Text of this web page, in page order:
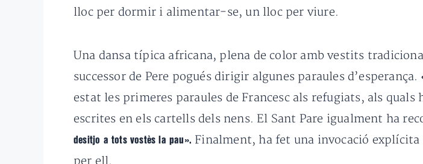
lloc per dormir i alimentar-se, un lloc per viure.
Una dansa típica africana, plena de color amb vestits
successor de Pere pogués dirigir algunes paraules d’esperança.
estat les primeres paraules de Francesc als refugiats, als
escrites en els cartells dels nens. El Sant Pare igualment ha
desitjo a tots vostès la pau». Finalment, ha fet una invocació explícita